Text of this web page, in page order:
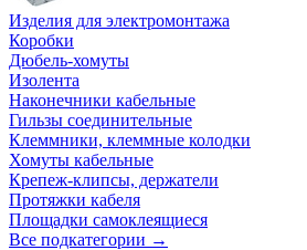
Изделия для электромонтажа
Коробки
Дюбель-хомуты
Изолента
Наконечники кабельные
Гильзы соединительные
Клеммники, клеммные колодки
Хомуты кабельные
Крепеж-клипсы, держатели
Протяжки кабеля
Площадки самоклеящиеся
Все подкатегории →